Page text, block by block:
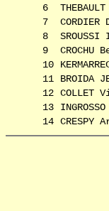
6
7
CORDIER
8
SROUSSI
9
CROCHU
10
11
BROIDA
12 COLLET
13
14 CRESPY